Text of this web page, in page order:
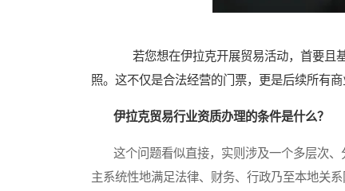
若您想在伊拉克开展贸易活动，首要且
照。这不仅是合法经营的门票，更是后续所有商
伊拉克贸易行业资质办理的条件是什么？
这个问题看似直接，实则涉及一个多层次、
主系统性地满足法律、财务、行政乃至本地关